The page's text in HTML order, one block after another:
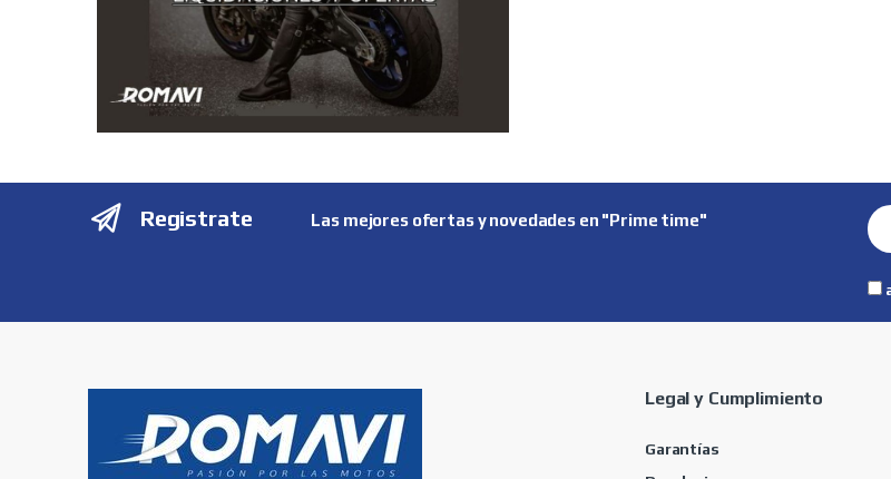
Registrate Las mejores ofertas y novedades en "Prime time"
Legal y Cumplimiento
Garantías